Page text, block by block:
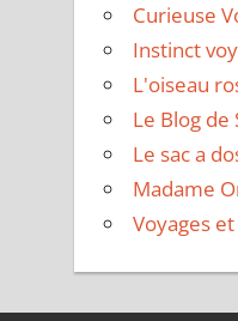
Curieuse
Instinct
L'oiseau
Le Blog de
Le sac a
Madame
Voyages